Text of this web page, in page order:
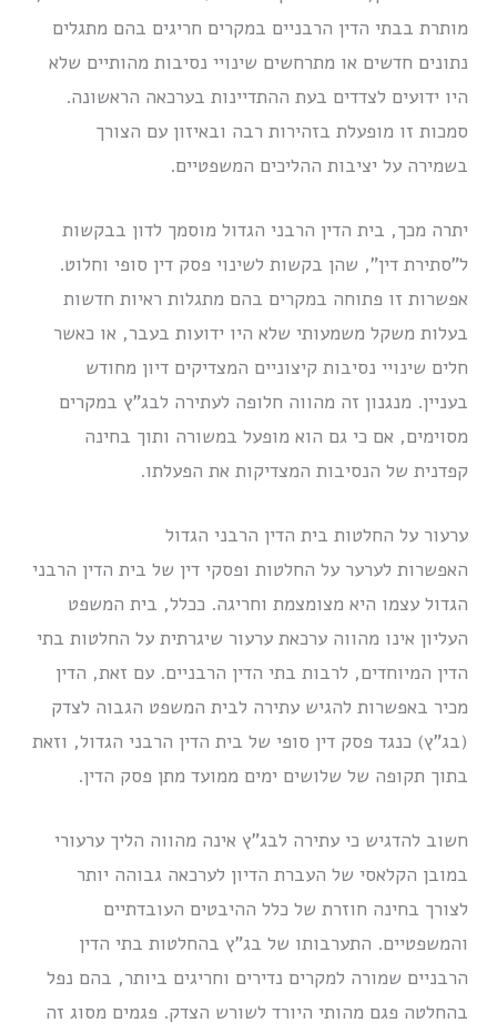
מותרת בבתי הדין הרבניים במקרים חריגים בהם מתגלים
נתונים חדשים או מתרחשים שינויי נסיבות מהותיים שלא
היו ידועים לצדדים בעת ההתדיינות בערכאה הראשונה.
סמכות זו מופעלת בזהירות רבה ובאיזון עם הצורך
בשמירה על יציבות ההליכים המשפטיים.
יתרה מכך, בית הדין הרבני הגדול מוסמך לדון בבקשות
ל”סתירת דין”, שהן בקשות לשינוי פסק דין סופי וחלוט.
אפשרות זו פתוחה במקרים בהם מתגלות ראיות חדשות
בעלות משקל משמעותי שלא היו ידועות בעבר, או כאשר
חלים שינויי נסיבות קיצוניים המצדיקים דיון מחודש
בעניין. מנגנון זה מהווה חלופה לעתירה לבג”ץ במקרים
מסוימים, אם כי גם הוא מופעל במשורה ותוך בחינה
קפדנית של הנסיבות המצדיקות את הפעלתו.
ערעור על החלטות בית הדין הרבני הגדול
האפשרות לערער על החלטות ופסקי דין של בית הדין הרבני
הגדול עצמו היא מצומצמת וחריגה. ככלל, בית המשפט
העליון אינו מהווה ערכאת ערעור שיגרתית על החלטות בתי
הדין המיוחדים, לרבות בתי הדין הרבניים. עם זאת, הדין
מכיר באפשרות להגיש עתירה לבית המשפט הגבוה לצדק
(בג”ץ) כנגד פסק דין סופי של בית הדין הרבני הגדול, וזאת
בתוך תקופה של שלושים ימים ממועד מתן פסק הדין.
חשוב להדגיש כי עתירה לבג”ץ אינה מהווה הליך ערעורי
במובן הקלאסי של העברת הדיון לערכאה גבוהה יותר
לצורך בחינה חוזרת של כלל ההיבטים העובדתיים
והמשפטיים. התערבותו של בג”ץ בהחלטות בתי הדין
הרבניים שמורה למקרים נדירים וחריגים ביותר, בהם נפל
בהחלטה פגם מהותי היורד לשורש הצדק. פגמים מסוג זה